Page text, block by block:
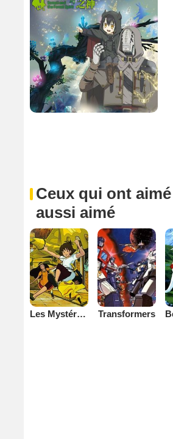
Ceux qui ont
aussi aimé
Les Mystérieuses cités d'or Transformers